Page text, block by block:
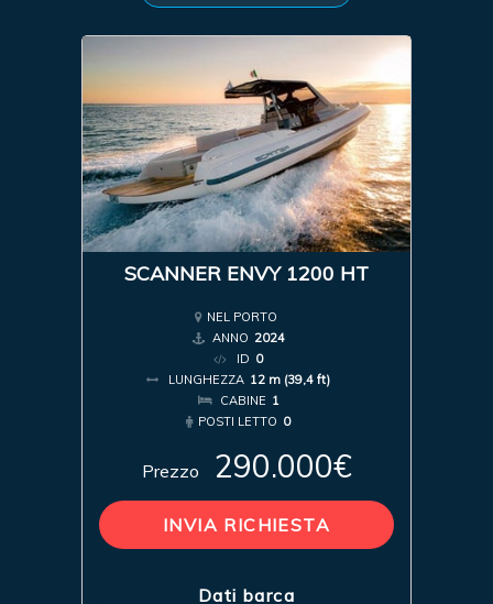
SCANNER ENVY 1200 HT
NEL PORTO
ANNO 2024
ID 0
LUNGHEZZA 12 m (39,4 ft)
CABINE 1
POSTI LETTO 0
Prezzo 290.000€
INVIA RICHIESTA
Dati barca